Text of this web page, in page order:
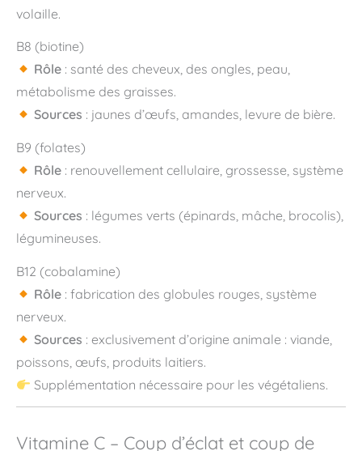
volaille.
B8 (biotine)
Rôle : santé des cheveux, des ongles, peau,
métabolisme des graisses.
Sources : jaunes d’œufs, amandes, levure de bière.
B9 (folates)
Rôle : renouvellement cellulaire, grossesse, système
nerveux.
Sources : légumes verts (épinards, mâche, brocolis),
légumineuses.
B12 (cobalamine)
Rôle : fabrication des globules rouges, système
nerveux.
Sources : exclusivement d’origine animale : viande,
poissons, œufs, produits laitiers.
Supplémentation nécessaire pour les végétaliens.
Vitamine C – Coup d’éclat et coup de